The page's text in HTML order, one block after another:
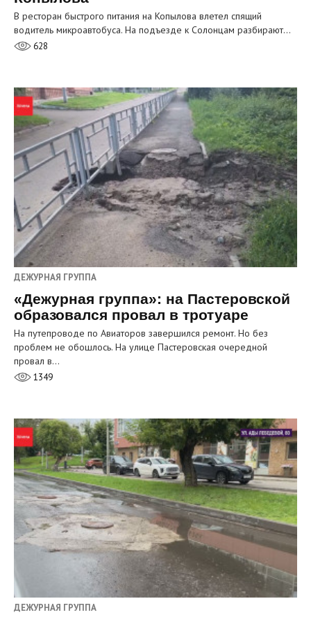
В ресторан быстрого питания на Копылова влетел спящий
водитель микроавтобуса. На подъезде к Солонцам разбирают…
628
ДЕЖУРНАЯ ГРУППА
«Дежурная группа»: на Пастеровской
образовался провал в тротуаре
На путепроводе по Авиаторов завершился ремонт. Но без
проблем не обошлось. На улице Пастеровская очередной
провал в…
1349
ДЕЖУРНАЯ ГРУППА